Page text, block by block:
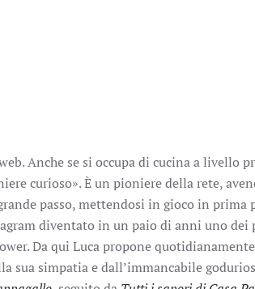
Anche se si occupa di cucina a livello
curioso». È un pioniere della rete,
passo, mettendosi in gioco in prima
diventato in un paio di anni uno
Da qui Luca propone
simpatia e dall’immancabile